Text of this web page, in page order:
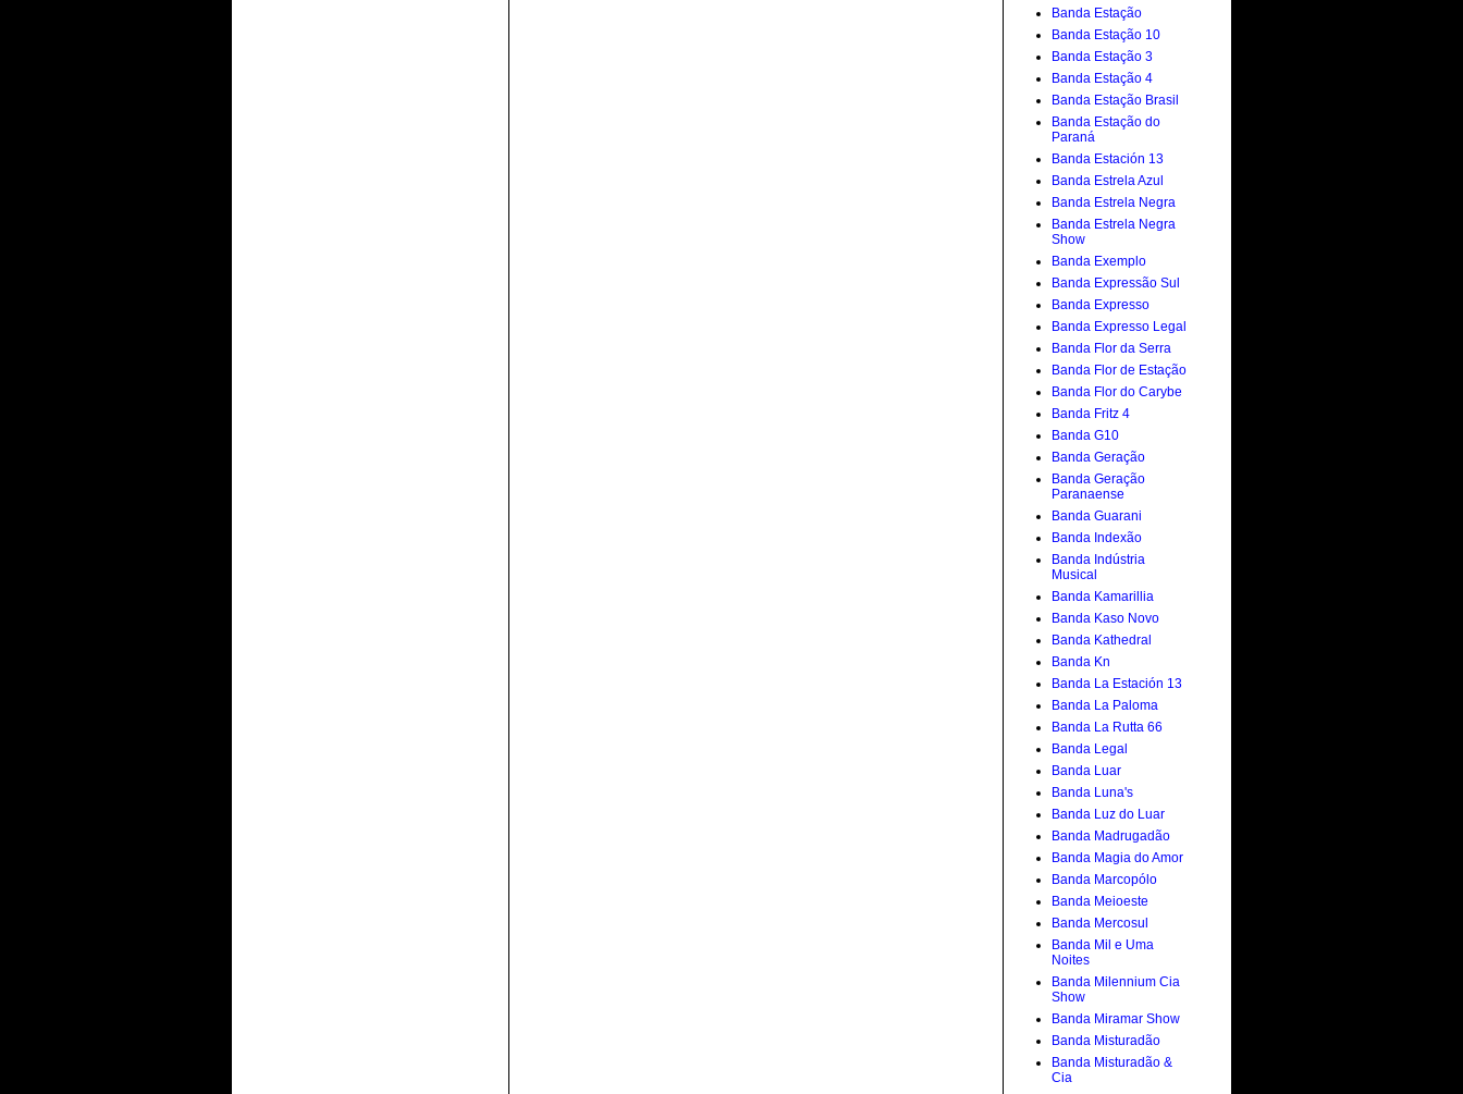
Banda Estação
Banda Estação 10
Banda Estação 3
Banda Estação 4
Banda Estação Brasil
Banda Estação do
Paraná
Banda Estación 13
Banda Estrela Azul
Banda Estrela Negra
Banda Estrela Negra
Show
Banda Exemplo
Banda Expressão Sul
Banda Expresso
Banda Expresso Legal
Banda Flor da Serra
Banda Flor de Estação
Banda Flor do Carybe
Banda Fritz 4
Banda G10
Banda Geração
Banda Geração
Paranaense
Banda Guarani
Banda Indexão
Banda Indústria
Musical
Banda Kamarillia
Banda Kaso Novo
Banda Kathedral
Banda Kn
Banda La Estación 13
Banda La Paloma
Banda La Rutta 66
Banda Legal
Banda Luar
Banda Luna's
Banda Luz do Luar
Banda Madrugadão
Banda Magia do Amor
Banda Marcopólo
Banda Meioeste
Banda Mercosul
Banda Mil e Uma
Noites
Banda Milennium Cia
Show
Banda Miramar Show
Banda Misturadão
Banda Misturadão &
Cia